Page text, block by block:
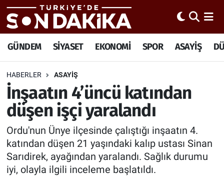
GÜNDEM SİYASET EKONOMİ SPOR ASAYİŞ
HABERLER ASAYİŞ
İnşaatın 4’üncü katından
düşen işçi yaralandı
Ordu'nun Ünye ilçesinde çalıştığı inşaatın 4.
katından düşen 21 yaşındaki kalıp ustası Sinan
Sarıdirek, ayağından yaralandı. Sağlık durumu
iyi, olayla ilgili inceleme başlatıldı.
Trafik Durumu
Süper Lig Puan Durumu ve Fikstür
Tüm Manşetler
Son Dakika Haberleri
Haber Arşivi